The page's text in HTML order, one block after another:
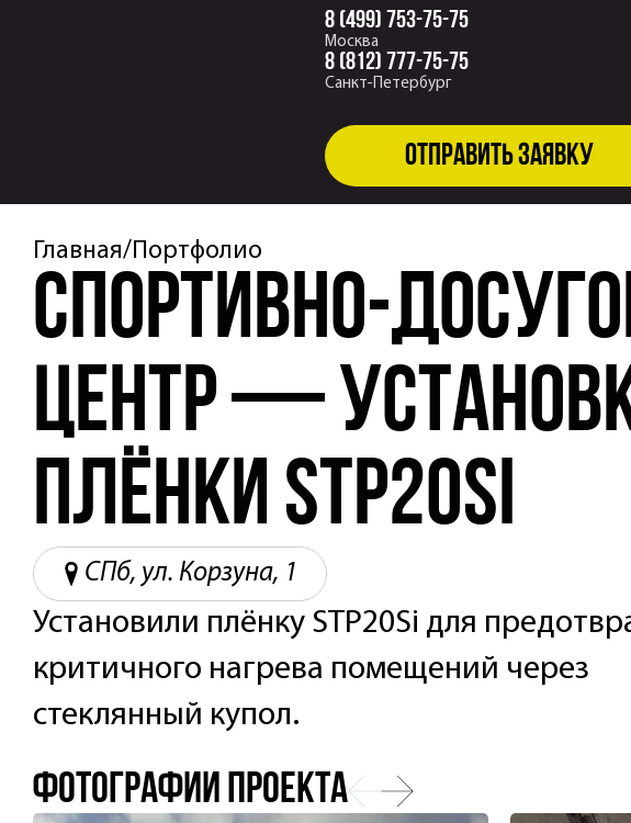
8 (499) 753-75-75
Москва
8 (812) 777-75-75
Санкт-Петербург
Отправить заявку
Главная Портфолио
Спортивно-
центр —
плёнки STP20Si
СПб, ул. Корзуна, 1
Установили плёнку STP20Si для
критичного нагрева помещений через
стеклянный купол.
Фотографии проекта Предыдущий
слайд
Следующий
слайд